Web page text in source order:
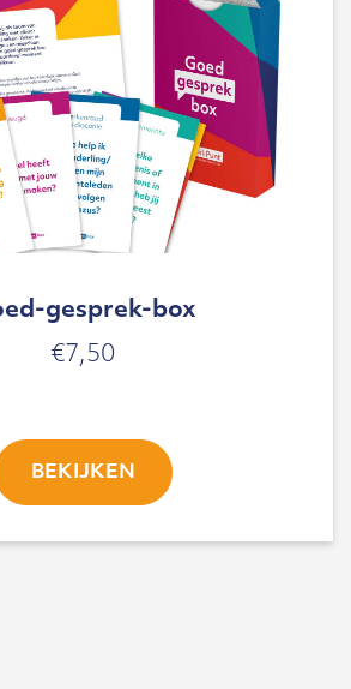
gesprek-box
€7,50
BEKIJKEN